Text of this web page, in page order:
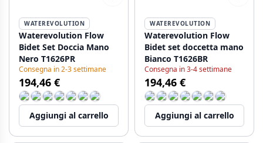
WATEREVOLUTION
Waterevolution Flow
Bidet Set Doccia Mano
Nero T1626PR
Consegna in 2-3 settimane
194,46 €
Aggiungi al carrello
WATEREVOLUTION
Waterevolution Flow
Bidet set doccetta mano
Bianco T1626BR
Consegna in 3-4 settimane
194,46 €
Aggiungi al carrello